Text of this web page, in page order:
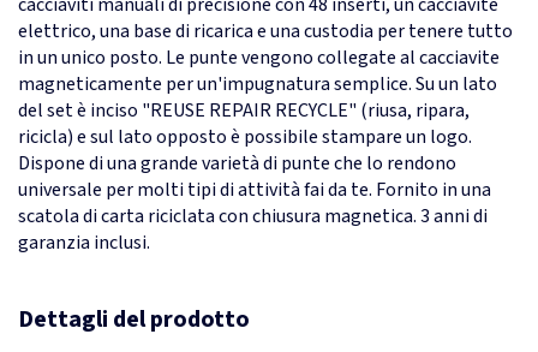
elettrico, una base di ricarica e una custodia per tenere tutto
in un unico posto. Le punte vengono collegate al cacciavite
magneticamente per un'impugnatura semplice. Su un lato
del set è inciso "REUSE REPAIR RECYCLE" (riusa, ripara,
ricicla) e sul lato opposto è possibile stampare un logo.
Dispone di una grande varietà di punte che lo rendono
universale per molti tipi di attività fai da te. Fornito in una
scatola di carta riciclata con chiusura magnetica. 3 anni di
garanzia inclusi.
Dettagli del prodotto